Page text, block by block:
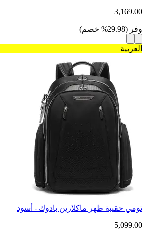
3,169.00
وفر (
29.98
% خصم)
العربية
تومي حقيبة ظهر ماكلارين بادوك - أسود
5,099.00